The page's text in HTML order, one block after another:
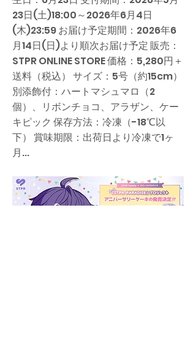
23日(土)18:00～2026年6月4日
(木)23:59 お届け予定期間：2026年6
月14日(日)より順次お届け予定 販売：
STPR ONLINE STORE 価格：5,280円＋
送料（税込） サイズ：5号（約15cm）
別添飾付：ハートマシュマロ（2
個）、リボンチョコ、アラザン、ケー
キピック 保存方法：冷凍（-18℃以
下） 賞味期限：出荷日より冷凍で1ヶ
月...